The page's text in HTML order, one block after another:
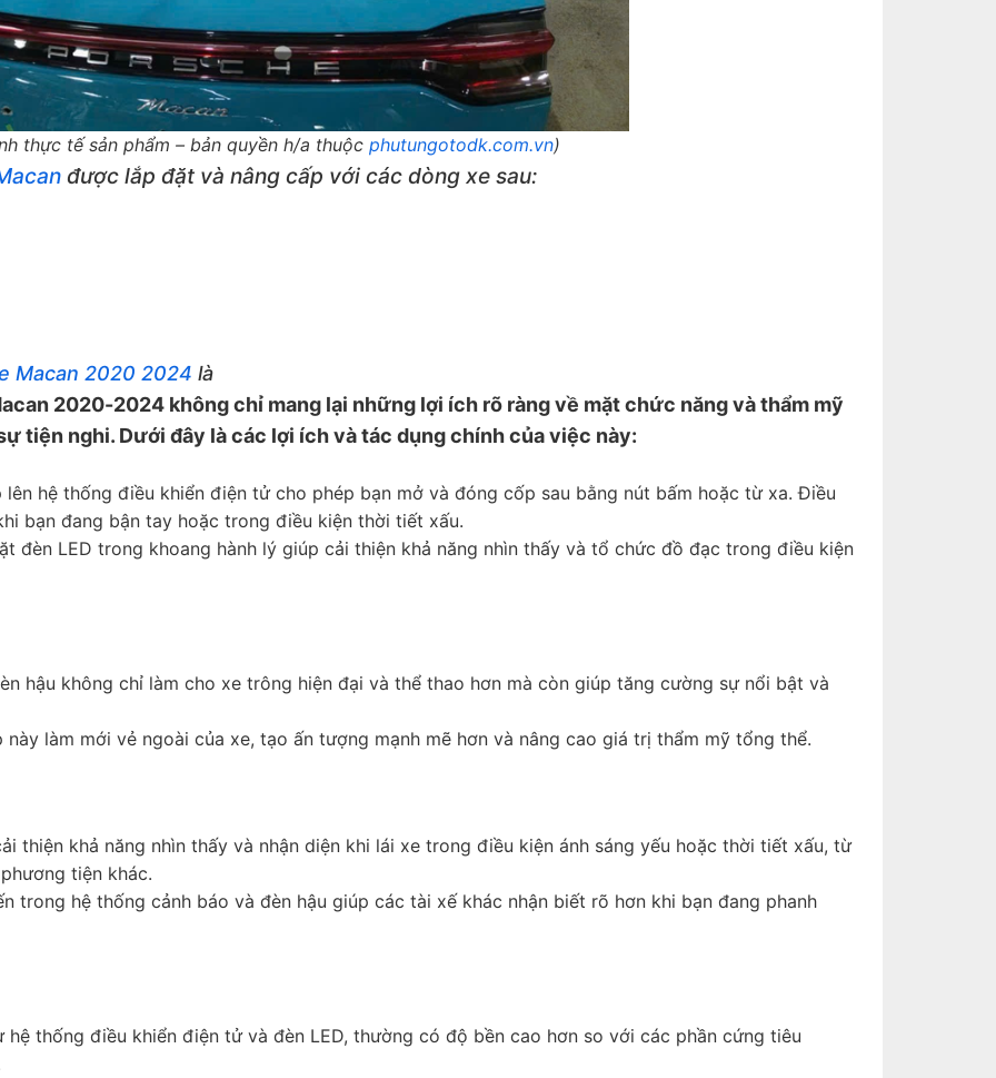
thực tế sản phẩm – bản quyền h/a thuộc phutungotodk.com.vn)
được lắp đặt và nâng cấp với các dòng xe sau:
Macan 2020 2024 là
2020-2024 không chỉ mang lại những lợi ích rõ ràng về mặt chức năng và thẩm mỹ
tiện nghi. Dưới đây là các lợi ích và tác dụng chính của việc này:
hệ thống điều khiển điện tử cho phép bạn mở và đóng cốp sau bằng nút bấm hoặc từ xa. Điều
bạn đang bận tay hoặc trong điều kiện thời tiết xấu.
đèn LED trong khoang hành lý giúp cải thiện khả năng nhìn thấy và tổ chức đồ đạc trong điều kiện
hậu không chỉ làm cho xe trông hiện đại và thể thao hơn mà còn giúp tăng cường sự nổi bật và
làm mới vẻ ngoài của xe, tạo ấn tượng mạnh mẽ hơn và nâng cao giá trị thẩm mỹ tổng thể.
thiện khả năng nhìn thấy và nhận diện khi lái xe trong điều kiện ánh sáng yếu hoặc thời tiết xấu, từ
tiện khác.
trong hệ thống cảnh báo và đèn hậu giúp các tài xế khác nhận biết rõ hơn khi bạn đang phanh
thống điều khiển điện tử và đèn LED, thường có độ bền cao hơn so với các phần cứng tiêu